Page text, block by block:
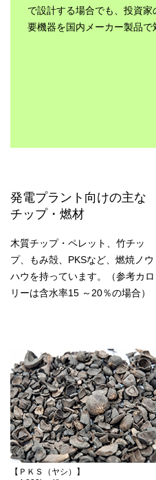
で設計する場合でも、投資
要機器を国内メーカー製品で
発電プラント向けの主な
チップ・燃材
木質チップ・ペレット、竹チッ
プ、もみ殻、PKSなど、燃焼ノウ
ハウを持っています。（参考カロ
リーは含水率15 ～20％の場合）
【ＰＫＳ（ヤシ）】